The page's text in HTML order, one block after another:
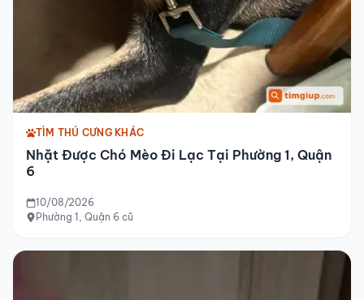
TÌM THÚ CƯNG KHÁC
Nhặt Được Chó Mèo Đi Lạc Tại Phường 1, Quận
6
10/08/2026
Phường 1, Quận 6 cũ